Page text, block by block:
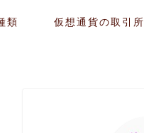
類 仮想通貨の取引所